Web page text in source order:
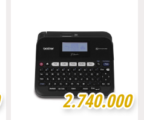
2.740.000
2.740.000